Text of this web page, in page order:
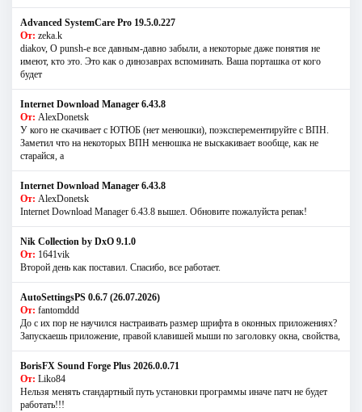
Advanced SystemCare Pro 19.5.0.227
От: zeka.k
diakov, О punsh-е все давным-давно забыли, а некоторые даже понятия не
имеют, кто это. Это как о динозаврах вспоминать. Ваша порташка от кого
будет
Internet Download Manager 6.43.8
От: AlexDonetsk
У кого не скачивает с ЮТЮБ (нет менюшки), поэксперементируйте с ВПН.
Заметил что на некоторых ВПН менюшка не выскакивает вообще, как не
старайся, а
Internet Download Manager 6.43.8
От: AlexDonetsk
Internet Download Manager 6.43.8 вышел. Обновите пожалуйста репак!
Nik Collection by DxO 9.1.0
От: 1641vik
Второй день как поставил. Спасибо, все работает.
AutoSettingsPS 0.6.7 (26.07.2026)
От: fantomddd
До с их пор не научился настраивать размер шрифта в оконных приложениях?
Запускаешь приложение, правой клавишей мыши по заголовку окна, свойства,
BorisFX Sound Forge Plus 2026.0.0.71
От: Liko84
Нельзя менять стандартный путь установки программы иначе патч не будет
работать!!!